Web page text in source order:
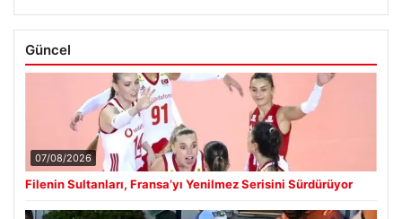
Güncel
07/08/2026
Filenin Sultanları, Fransa’yı Yenilmez Serisini Sürdürüyor